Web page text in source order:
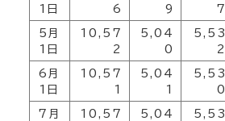
1日
6
9
7
5月
1日
10,57
2
5,04
0
5,53
2
6月
1日
10,57
1
5,04
1
5,53
0
7月
10,57
5,04
5,53